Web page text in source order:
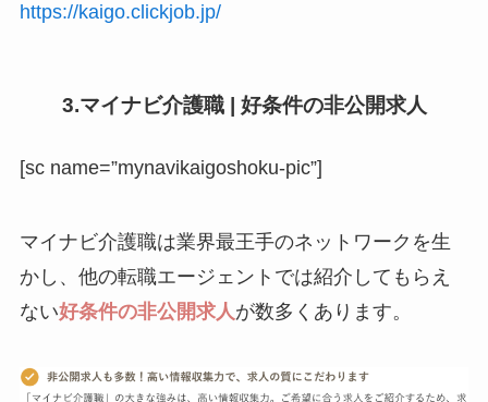
https://kaigo.clickjob.jp/
3.マイナビ介護職 | 好条件の非公開求人
[sc name=”mynavikaigoshoku-pic”]
マイナビ介護職は業界最王手のネットワークを生
かし、他の転職エージェントでは紹介してもらえ
ない好条件の非公開求人 が数多くあります。